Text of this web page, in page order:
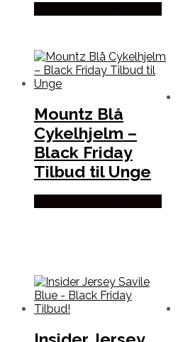
Mountz Blå
Cykelhjelm –
Black Friday
Tilbud til Unge